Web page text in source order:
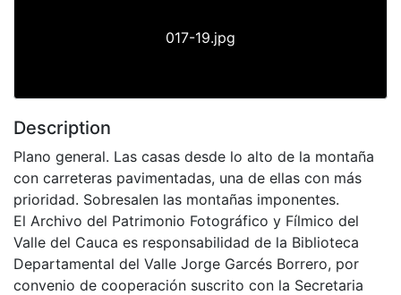
017-19.jpg
Description
Plano general. Las casas desde lo alto de la montaña
con carreteras pavimentadas, una de ellas con más
prioridad. Sobresalen las montañas imponentes.
El Archivo del Patrimonio Fotográfico y Fílmico del
Valle del Cauca es responsabilidad de la Biblioteca
Departamental del Valle Jorge Garcés Borrero, por
convenio de cooperación suscrito con la Secretaria